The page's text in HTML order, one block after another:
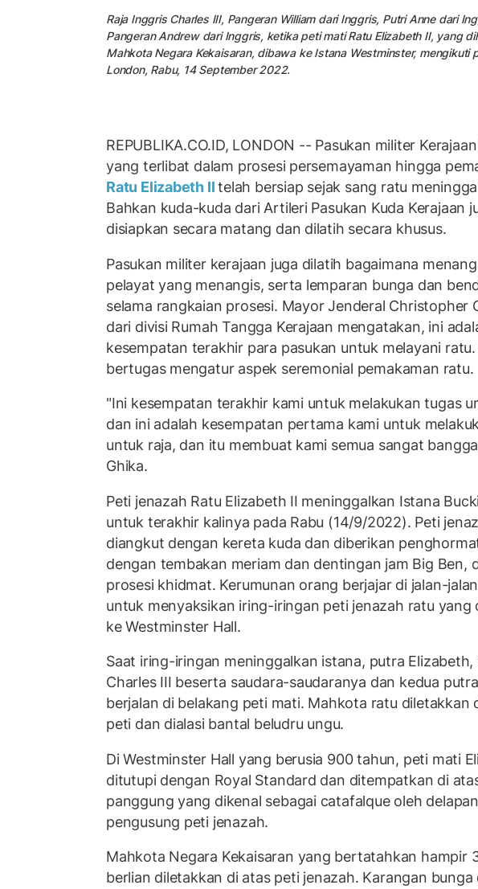
Raja Inggris Charles III, Pangeran William dari Inggris, Putri Anne dari
Pangeran Andrew dari Inggris, ketika peti mati Ratu Elizabeth II, yang
Mahkota Negara Kekaisaran, dibawa ke Istana Westminster, mengikuti
London, Rabu, 14 September 2022.
REPUBLIKA.CO.ID, LONDON -- Pasukan militer
yang terlibat dalam prosesi persemayaman hingga
Ratu Elizabeth IItelah bersiap sejak sang ratu
Bahkan kuda-kuda dari Artileri Pasukan Kuda Kerajaan
disiapkan secara matang dan dilatih secara khusus.
Pasukan militer kerajaan juga dilatih bagaimana
pelayat yang menangis, serta lemparan bunga dan
selama rangkaian prosesi. Mayor Jenderal Christopher
dari divisi Rumah Tangga Kerajaan mengatakan, ini
kesempatan terakhir para pasukan untuk melayani ratu.
bertugas mengatur aspek seremonial pemakaman ratu.
"Ini kesempatan terakhir kami untuk melakukan tugas
dan ini adalah kesempatan pertama kami untuk
untuk raja, dan itu membuat kami semua sangat
Ghika.
Peti jenazah Ratu Elizabeth II meninggalkan Istana
untuk terakhir kalinya pada Rabu (14/9/2022). Peti
diangkut dengan kereta kuda dan diberikan
dengan tembakan meriam dan dentingan jam Big Ben,
prosesi khidmat. Kerumunan orang berjajar di jalan-
untuk menyaksikan iring-iringan peti jenazah ratu yang
ke Westminster Hall.
Saat iring-iringan meninggalkan istana, putra Elizabeth,
Charles III beserta saudara-saudaranya dan kedua
berjalan di belakang peti mati. Mahkota ratu diletakkan
peti dan dialasi bantal beludru ungu.
Di Westminster Hall yang berusia 900 tahun, peti mati
ditutupi dengan Royal Standard dan ditempatkan di
panggung yang dikenal sebagai catafalque oleh delapan
pengusung peti jenazah.
Mahkota Negara Kekaisaran yang bertatahkan hampir
berlian diletakkan di atas peti jenazah. Karangan bunga